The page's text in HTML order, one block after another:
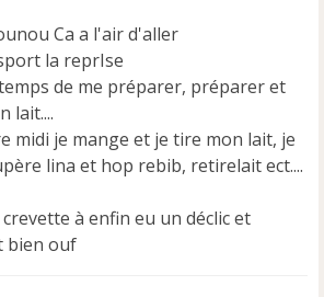
Ca a l'air d'aller
la reprIse
de me préparer, préparer et
lait....
midi je mange et je tire mon lait, je
lina et hop rebib, retirelait ect....
à enfin eu un déclic et
bien ouf